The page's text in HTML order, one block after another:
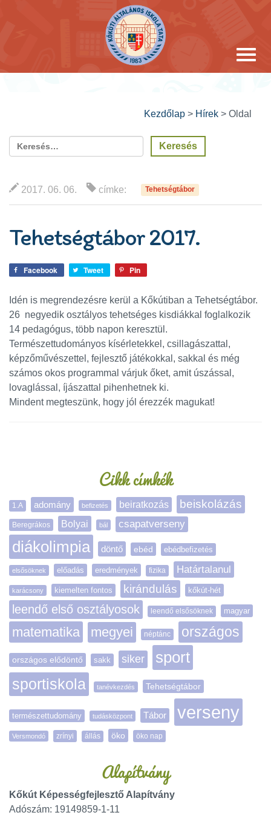
Kezdőlap > Hírek > Oldal
2017. 06. 06. címke: Tehetségtábor
Tehetségtábor 2017.
Facebook Tweet Pin
Idén is megrendezésre kerül a Kőkútiban a Tehetségtábor.
26 negyedik osztályos tehetséges kisdiákkal foglalkozik
14 pedagógus, több napon keresztül.
Természettudományos kísérletekkel, csillagászattal,
képzőművészettel, fejlesztő játékokkal, sakkal és még
számos okos programmal várjuk őket, amit úszással,
lovaglással, íjászattal pihenhetnek ki.
Mindent megteszünk, hogy jól érezzék magukat!
Cikk címkék
1.A adomány befizetés beiratkozás beiskolázás
Beregrákos Bolyai bál csapatverseny
diákolimpia döntő ebéd ebédbefizetés
elsősöknek előadás eredmények fizika Határtalanul
karácsony kiemelten fontos kirándulás kőkút-hét
leendő első osztályosok leendő elsősöknek magyar
matematika megyei néptánc országos
országos elődöntő sakk siker sport
sportiskola tanévkezdés Tehetségtábor
természettudomány tudásközpont Tábor verseny
Versmondó zrínyi állás öko öko nap
Alapítvány
Kőkút Képességfejlesztő Alapítvány
Adószám: 19149859-1-11